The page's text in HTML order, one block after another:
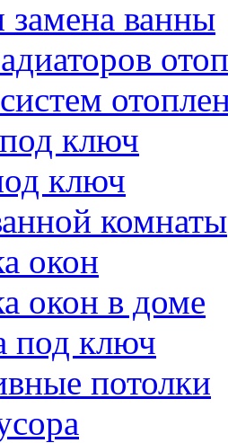
замена ванны
ключ
ключ
комнаты
окон
окон в доме
под ключ
потолки